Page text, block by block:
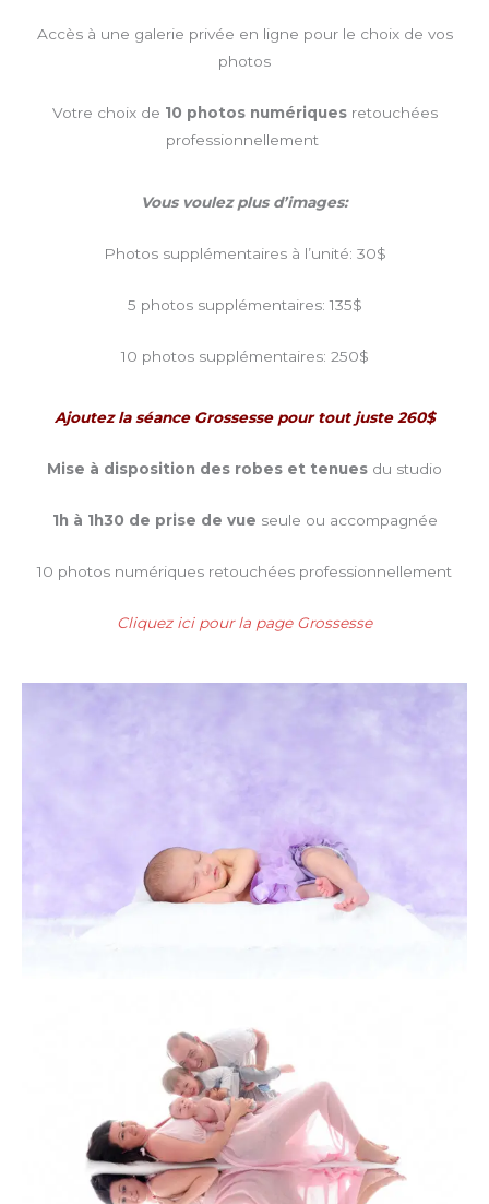
Accès à une galerie privée en ligne pour le choix de vos
photos
Votre choix de 10 photos numériquesretouchées
professionnellement
Vous voulez plus d’images:
Photos supplémentaires à l’unité: 30$
5 photos supplémentaires: 135$
10 photos supplémentaires: 250$
Ajoutez la séance Grossesse pour tout juste 260$
Mise à disposition des robes et tenues du studio
1h à 1h30 de prise de vue seule ou accompagnée
10 photos numériques retouchées professionnellement
Cliquez ici pour la page Grossesse